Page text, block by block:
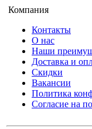
Компания
Контакты
О нас
Наши
Доставка и
Скидки
Вакансии
Политика
Согласие на